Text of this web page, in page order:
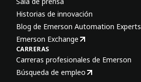
Historias de innovación
Blog de Emerson Automation Experts
Emerson Exchange
CARRERAS
Carreras profesionales de Emerson
Búsqueda de empleo